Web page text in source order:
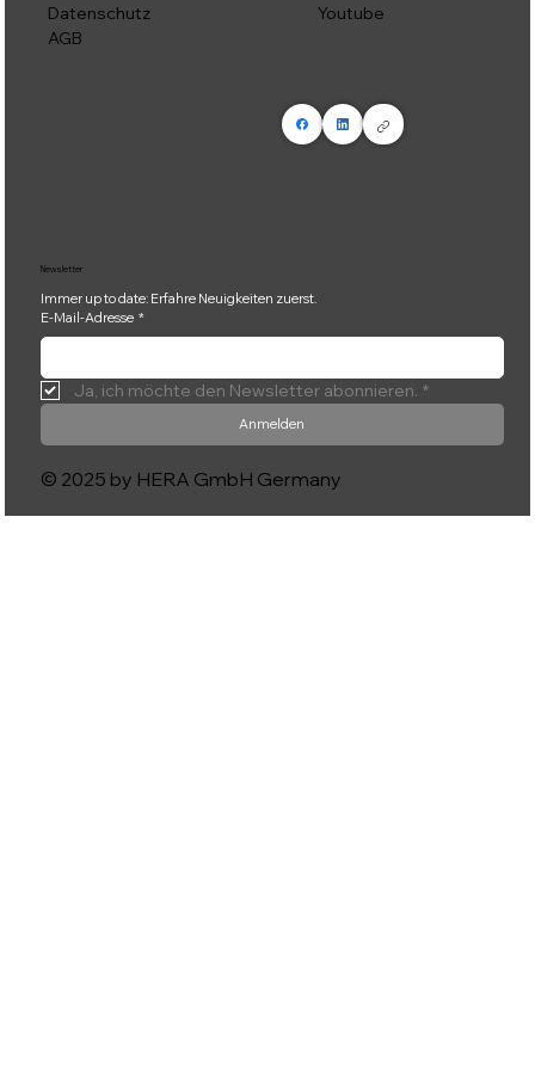
Datenschutz
AGB
Youtube
Newsletter
Immer up to date: Erfahre Neuigkeiten zuerst.
E-Mail-Adresse *
Ja, ich möchte den Newsletter abonnieren. *
Anmelden
© 2025 by HERA GmbH Germany